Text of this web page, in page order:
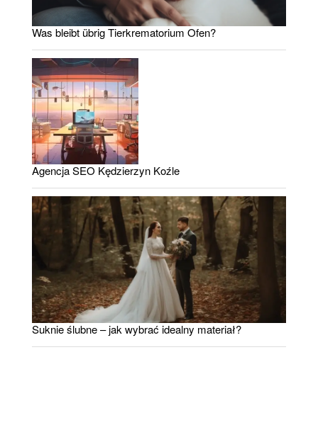
Was bleibt übrig Tierkrematorium Ofen?
Agencja SEO Kędzierzyn Koźle
Suknie ślubne – jak wybrać idealny materiał?